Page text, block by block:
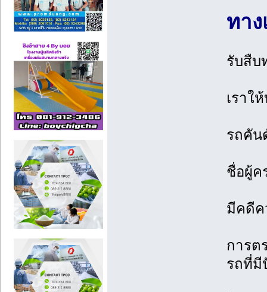
ทา
รับสืบ
เราใ
รถคัน
ชื่อผู้ค
มีคดีค
การต
รถที่มี